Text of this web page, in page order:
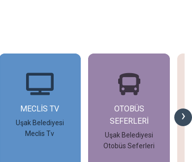
›
MECLİS TV
Uşak Belediyesi
Meclis Tv
OTOBÜS
SEFERLERİ
Uşak Belediyesi
Otobüs Seferleri